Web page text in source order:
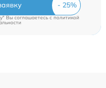
Вы соглашаетесь cполитикой